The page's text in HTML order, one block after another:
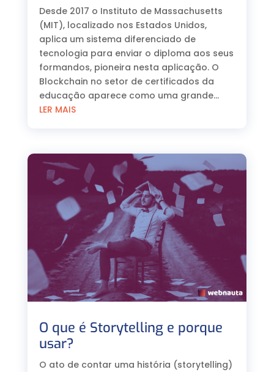
Desde 2017 o Instituto de Massachusetts
(MIT), localizado nos Estados Unidos,
aplica um sistema diferenciado de
tecnologia para enviar o diploma aos seus
formandos, pioneira nesta aplicação. O
Blockchain no setor de certificados da
educação aparece como uma grande...
LER MAIS
O que é Storytelling e porque
usar?
O ato de contar uma história (storytelling)